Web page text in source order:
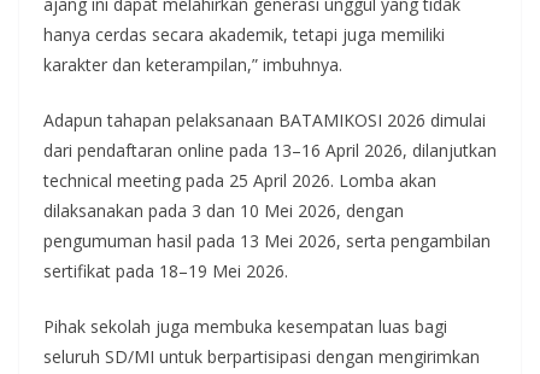
hanya cerdas secara akademik, tetapi juga memiliki
karakter dan keterampilan,” imbuhnya.
Adapun tahapan pelaksanaan BATAMIKOSI 2026 dimulai
dari pendaftaran online pada 13–16 April 2026, dilanjutkan
technical meeting pada 25 April 2026. Lomba akan
dilaksanakan pada 3 dan 10 Mei 2026, dengan
pengumuman hasil pada 13 Mei 2026, serta pengambilan
sertifikat pada 18–19 Mei 2026.
Pihak sekolah juga membuka kesempatan luas bagi
seluruh SD/MI untuk berpartisipasi dengan mengirimkan